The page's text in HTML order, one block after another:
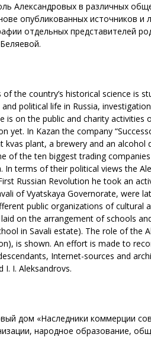
Александровых в различных
опубликованных источников
отдельных представителей
the country’s historical science is
political life in Russia,
is on the public and charity
yet. In Kazan the company
kvas plant, a brewery and an
of the ten biggest trading
In terms of their political views the
Russian Revolution he took an
of Vyatskaya Governorate, were
public organizations of
on the arrangement of schools
in Savali estate). The role of the
is shown. An effort is made to
Internet-sources and
I. I. Aleksandrovs.
дом «Наследники коммерции
народное образование,